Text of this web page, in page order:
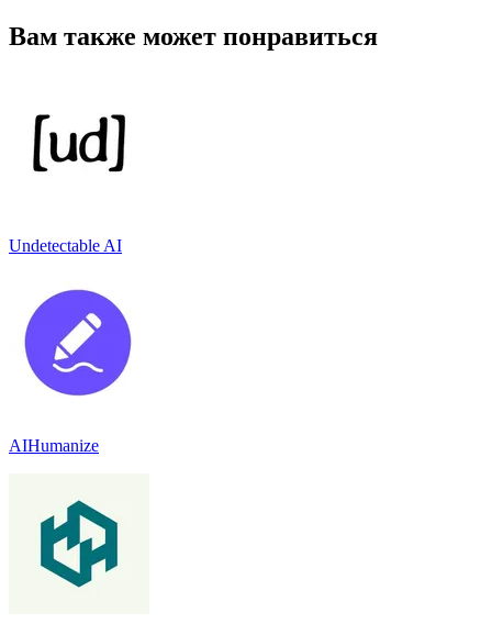
Вам также может понравиться
Undetectable AI
AIHumanize